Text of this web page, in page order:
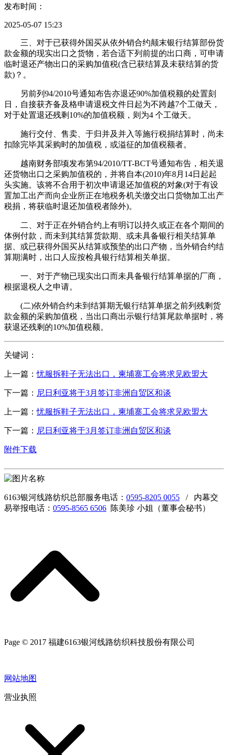
发布时间：
2025-05-07 15:23
三、对于已获得外国买从依外销合约颠末银行结算部份货
款金额的现实出口之货物，若合适下列前提的出口商，可申请
临时退还产物出口的采购加值税(含已获结算及未获结算的货
款)？。
另前列94/2010号通知布告亦退还90%加值税额的处置刻
日，自接获齐备及格申请退税文件日起为不跨越7个工做天，
对于处置退还残剩10%的加值税额，则为4 个工做天。
施行交付、售卖、于归并及并入等施行税捐结算时，尚未
扣除完毕其采购时的加值税，或溢征的加值税额者。
越南财务部顷发布第94/2010/TT-BCT号通知布告，相关退
还货物出口之采购加值税的，并将自本(2010)年8月14日起起
头实施。该将不合用于初次申请退还加值税的对象(对于有设
置加工出产而向企业所正在地税务机关缴交出口货物加工出产
税捐，将获临时退还加值税者除外)。
二、对于正在外销合约上有明订以持久或正在各个期间的
体例付款，而未到其结算货款期、或未具备银行相关结算单
据、或已获得外国买从结算或预垫的出口产物，当外销合约结
算期满时，出口人应按检具银行结算相关单据。
一、对于产物已现实出口而未具备银行结算单据的厂商，
根据退税人之申请。
(二)依外销合约未到结算期无银行结算单据之前列残剩货
款金额的采购加值税，当出口商出示银行结算尾款单据时，将
获退还残剩的10%加值税额。
关键词：
上一篇：忧服拆鞋子无法出口，柬埔寨工会将求见欧盟大
下一篇： 尼日利亚将于3月签订非洲自贸区和谈
上一篇：忧服拆鞋子无法出口，柬埔寨工会将求见欧盟大
下一篇： 尼日利亚将于3月签订非洲自贸区和谈
附件下载
6163银河线路纺织总部服务电话： 0595-8205 0055 / 内幕交
易举报电话： 0595-8565 6506 陈美珍 小姐（董事会秘书）
Page © 2017 福建6163银河线路纺织科技股份有限公司
网站地图
营业执照